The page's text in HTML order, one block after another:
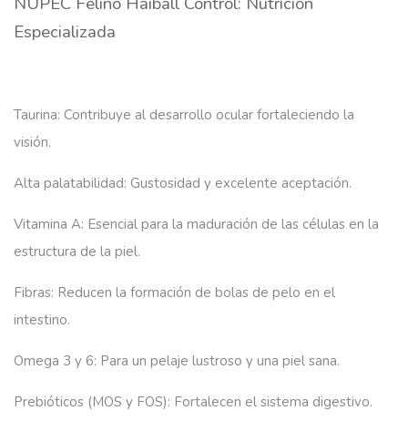
Especializada
Taurina: Contribuye al desarrollo ocular fortaleciendo la
visión.
Alta palatabilidad: Gustosidad y excelente aceptación.
Vitamina A: Esencial para la maduración de las células en la
estructura de la piel.
Fibras: Reducen la formación de bolas de pelo en el
intestino.
Omega 3 y 6: Para un pelaje lustroso y una piel sana.
Prebióticos (MOS y FOS): Fortalecen el sistema digestivo.